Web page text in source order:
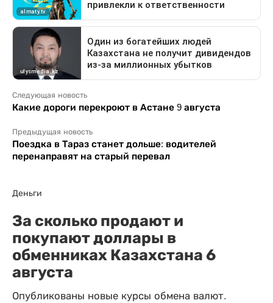
Следующая новость
Какие дороги перекроют в Астане 9 августа
Предыдущая новость
Поездка в Тараз станет дольше: водителей
перенаправят на старый перевал
Деньги
За сколько продают и
покупают доллары в
обменниках Казахстана 6
августа
Опубликованы новые курсы обмена валют.